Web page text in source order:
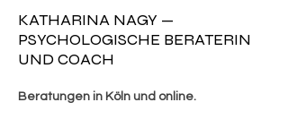
KATHARINA NAGY —
PSYCHOLOGISCHE BERATERIN
UND COACH
Beratungen in Köln und online.